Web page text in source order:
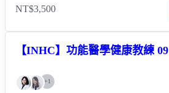
NT$3,500
【INHC】功能醫學健康教練 09
+1